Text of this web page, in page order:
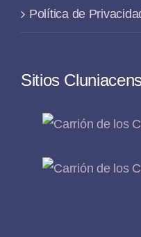
Política de
Sitios